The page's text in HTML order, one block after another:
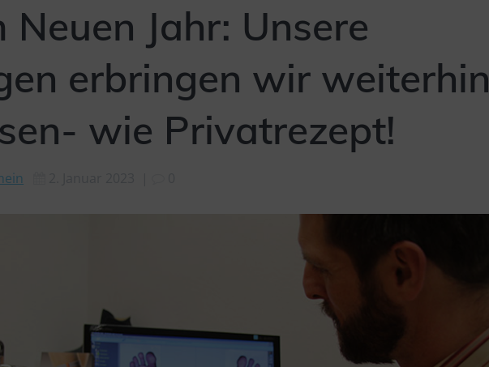
Neuen Jahr: Unsere
erbringen wir weiterhin
wie Privatrezept!